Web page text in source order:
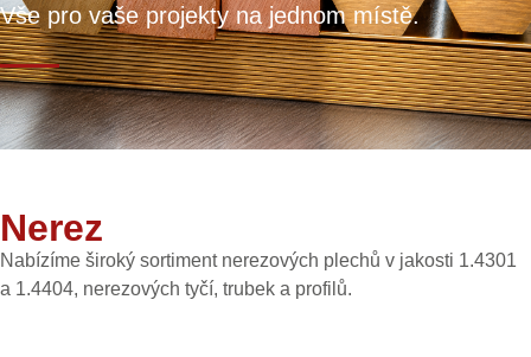
Vše pro vaše projekty na jednom místě.
Nerez
Nabízíme široký sortiment nerezových plechů v jakosti 1.4301
a 1.4404, nerezových tyčí, trubek a profilů.